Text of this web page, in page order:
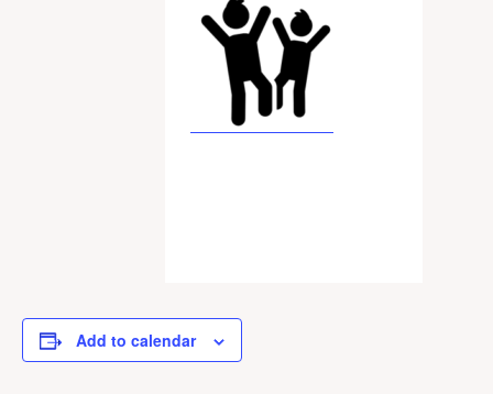
Add to calendar